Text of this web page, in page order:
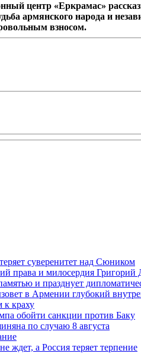
центр «Еркрамас»
армянского народа и
взносом.
суверенитет над Сюником
права и милосердия
и празднует
в Армении глубокий
к краху
обойти санкции против Баку
по случаю 8 августа
а Россия теряет терпение